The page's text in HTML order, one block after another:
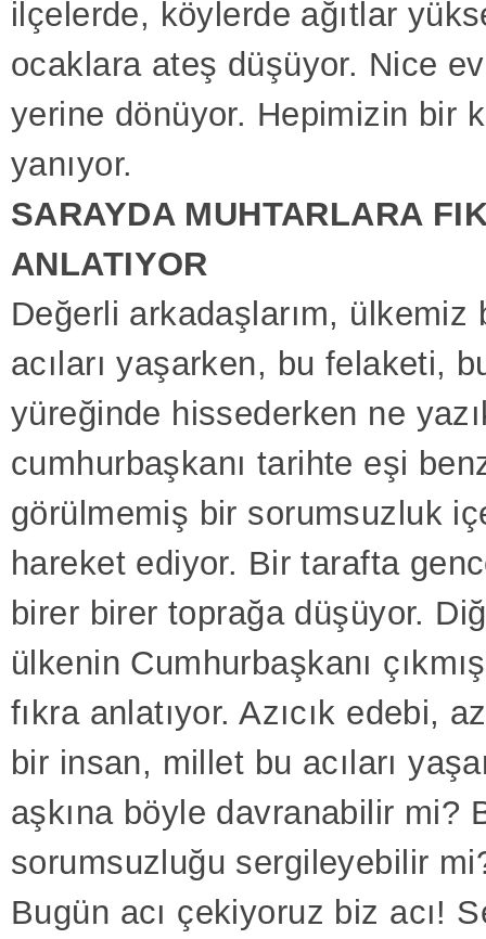
ilçelerde, köylerde ağıtlar
ocaklara ateş düşüyor. Nice
yerine dönüyor. Hepimizin bir
yanıyor.
SARAYDA MUHTARLARA
ANLATIYOR
Değerli arkadaşlarım, ülkemiz
acıları yaşarken, bu felaketi,
yüreğinde hissederken ne
cumhurbaşkanı tarihte eşi
görülmemiş bir sorumsuzluk
hareket ediyor. Bir tarafta
birer birer toprağa düşüyor.
ülkenin Cumhurbaşkanı
fıkra anlatıyor. Azıcık edebi,
bir insan, millet bu acıları
aşkına böyle davranabilir mi?
sorumsuzluğu sergileyebilir
Bugün acı çekiyoruz biz acı!